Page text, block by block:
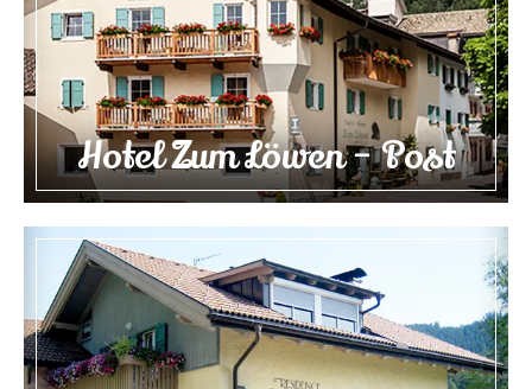
Hotel Zum Löwen – Post